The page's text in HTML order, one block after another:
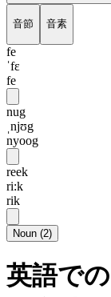
音節 音素
fe
ˈfɛ
fe
nug
ˌnjʊg
nyoog
reek
ri:k
rik
Noun (2)
英語で